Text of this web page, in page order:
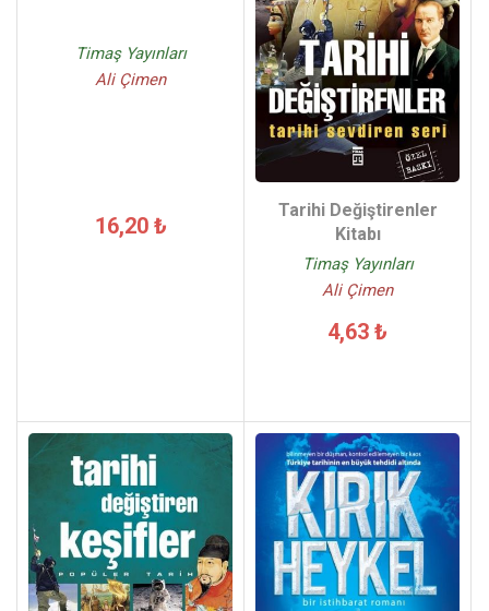
Timaş Yayınları
Ali Çimen
16,20 ₺
Tarihi Değiştirenler
Kitabı
Timaş Yayınları
Ali Çimen
4,63 ₺